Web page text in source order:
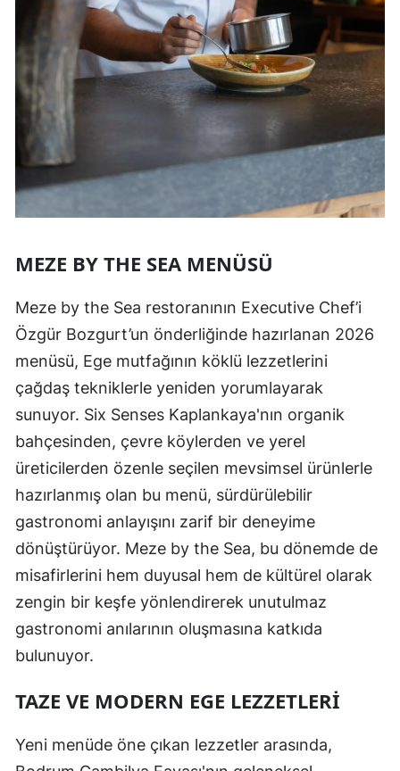
MEZE BY THE SEA MENÜSÜ
Meze by the Sea restoranının Executive Chef’i
Özgür Bozgurt’un önderliğinde hazırlanan 2026
menüsü, Ege mutfağının köklü lezzetlerini
çağdaş tekniklerle yeniden yorumlayarak
sunuyor. Six Senses Kaplankaya'nın organik
bahçesinden, çevre köylerden ve yerel
üreticilerden özenle seçilen mevsimsel ürünlerle
hazırlanmış olan bu menü, sürdürülebilir
gastronomi anlayışını zarif bir deneyime
dönüştürüyor. Meze by the Sea, bu dönemde de
misafirlerini hem duyusal hem de kültürel olarak
zengin bir keşfe yönlendirerek unutulmaz
gastronomi anılarının oluşmasına katkıda
bulunuyor.
TAZE VE MODERN EGE LEZZETLERI
Yeni menüde öne çıkan lezzetler arasında,